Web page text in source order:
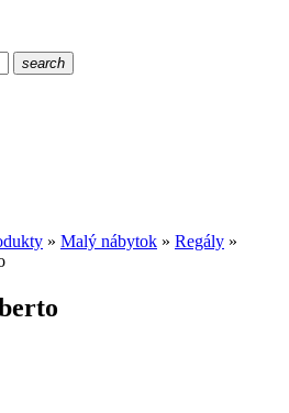
search
» Malý nábytok » Regály »